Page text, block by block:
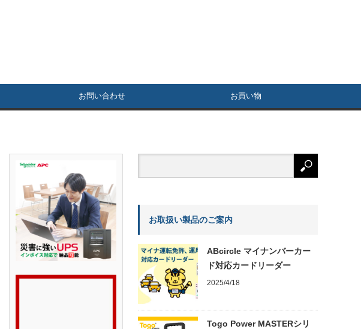
お問い合わせ お買い物
お取扱い製品のご案内
ABcircle マイナンバーカー
ド対応カードリーダー
2025/4/18
Togo Power MASTERシリ